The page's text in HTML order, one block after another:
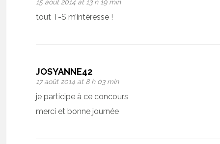
15 août 2014 at 13 h 19 min
tout T-S m’intéresse !
JOSYANNE42
17 août 2014 at 8 h 03 min
je participe à ce concours
merci et bonne journée